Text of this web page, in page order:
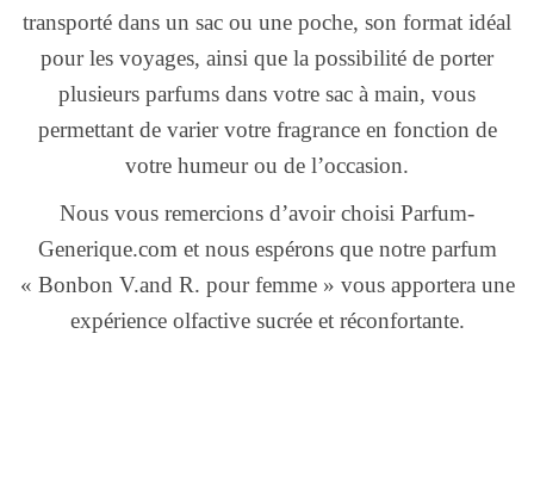
transporté dans un sac ou une poche, son format idéal
pour les voyages, ainsi que la possibilité de porter
plusieurs parfums dans votre sac à main, vous
permettant de varier votre fragrance en fonction de
votre humeur ou de l’occasion.
Nous vous remercions d’avoir choisi Parfum-
Generique.com et nous espérons que notre parfum
« Bonbon V.and R. pour femme » vous apportera une
expérience olfactive sucrée et réconfortante.